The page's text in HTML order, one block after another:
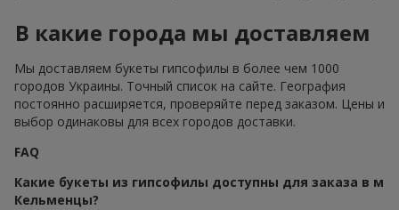
В какие города мы доставляем
Мы доставляем букеты гипсофилы в более чем 1000
городов Украины. Точный список на сайте. География
постоянно расширяется, проверяйте перед заказом. Цены и
выбор одинаковы для всех городов доставки.
FAQ
Какие букеты из гипсофилы доступны для заказа в м
Кельменцы?